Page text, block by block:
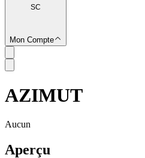
SC
Mon Compte
SC
AZIMUT
Aucun
Aperçu